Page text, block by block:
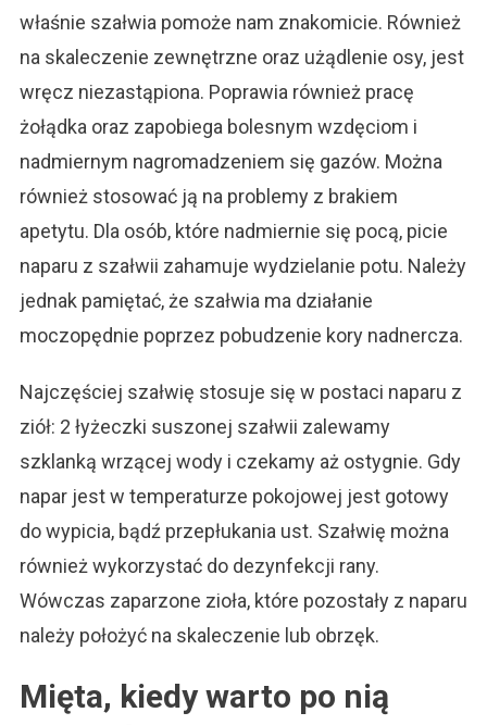
właśnie szałwia pomoże nam znakomicie. Również
na skaleczenie zewnętrzne oraz użądlenie osy, jest
wręcz niezastąpiona. Poprawia również pracę
żołądka oraz zapobiega bolesnym wzdęciom i
nadmiernym nagromadzeniem się gazów. Można
również stosować ją na problemy z brakiem
apetytu. Dla osób, które nadmiernie się pocą, picie
naparu z szałwii zahamuje wydzielanie potu. Należy
jednak pamiętać, że szałwia ma działanie
moczopędnie poprzez pobudzenie kory nadnercza.
Najczęściej szałwię stosuje się w postaci naparu z
ziół: 2 łyżeczki suszonej szałwii zalewamy
szklanką wrzącej wody i czekamy aż ostygnie. Gdy
napar jest w temperaturze pokojowej jest gotowy
do wypicia, bądź przepłukania ust. Szałwię można
również wykorzystać do dezynfekcji rany.
Wówczas zaparzone zioła, które pozostały z naparu
należy położyć na skaleczenie lub obrzęk.
Mięta, kiedy warto po nią